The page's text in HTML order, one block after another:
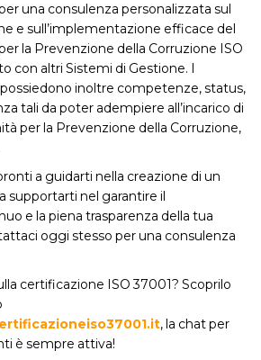
una consulenza personalizzata sul
e sull’implementazione efficace del
la Prevenzione della Corruzione ISO
con altri Sistemi di Gestione. I
inoltre competenze, status,
tali da poter adempiere all’incarico di
per la Prevenzione della Corruzione,
a guidarti nella creazione di un
supportarti nel garantire il
e la piena trasparenza della tua
oggi stesso per una consulenza
certificazione ISO 37001? Scoprilo
, la chat per
è sempre attiva!